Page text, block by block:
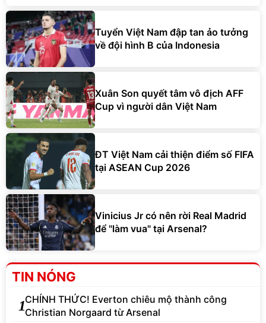
Tuyển Việt Nam đập tan ảo tưởng
về đội hình B của Indonesia
Xuân Son quyết tâm vô địch AFF
Cup vì người dân Việt Nam
ĐT Việt Nam cải thiện điểm số FIFA
tại ASEAN Cup 2026
Vinicius Jr có nên rời Real Madrid
để "làm vua" tại Arsenal?
TIN NÓNG
1CHÍNH THỨC! Everton chiêu mộ thành công
Christian Norgaard từ Arsenal